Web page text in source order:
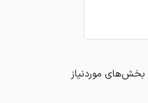
بخش‌های موردنیاز